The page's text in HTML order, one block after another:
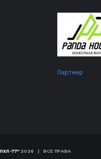
Партнер
77"2026 | ВСЕ ПРАВА